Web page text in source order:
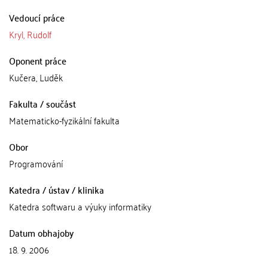
Vedoucí práce
Kryl, Rudolf
Oponent práce
Kučera, Luděk
Fakulta / součást
Matematicko-fyzikální fakulta
Obor
Programování
Katedra / ústav / klinika
Katedra softwaru a výuky informatiky
Datum obhajoby
18. 9. 2006